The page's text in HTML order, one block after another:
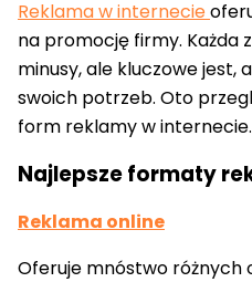
Reklama w internecie
na promocję firmy. Każda
minusy, ale kluczowe jest,
swoich potrzeb. Oto
form reklamy w internecie.
Najlepsze formaty
Reklama online
Oferuje mnóstwo różnych